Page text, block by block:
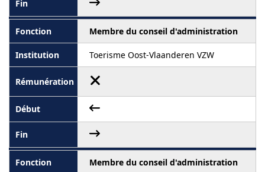
Membre du conseil d'administration
Toerisme Oost-Vlaanderen VZW
Membre du conseil d'administration